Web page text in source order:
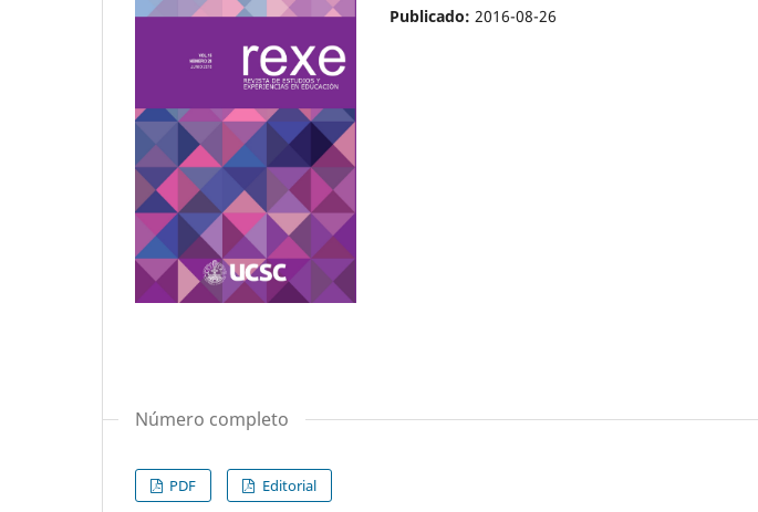
Publicado: 2016-08-26
Número completo
PDF Editorial